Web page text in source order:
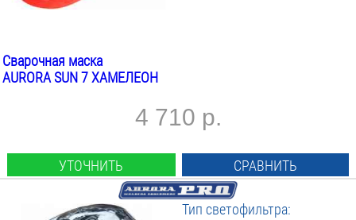
Сварочная маска
AURORA SUN 7 ХАМЕЛЕОН
4 710 р.
УТОЧНИТЬ СРАВНИТЬ
Тип светофильтра: